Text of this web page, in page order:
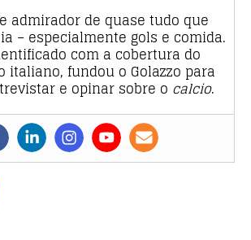
admirador de quase tudo que
– especialmente gols e comida.
com a cobertura do
italiano, fundou o Golazzo para
e opinar sobre o calcio.